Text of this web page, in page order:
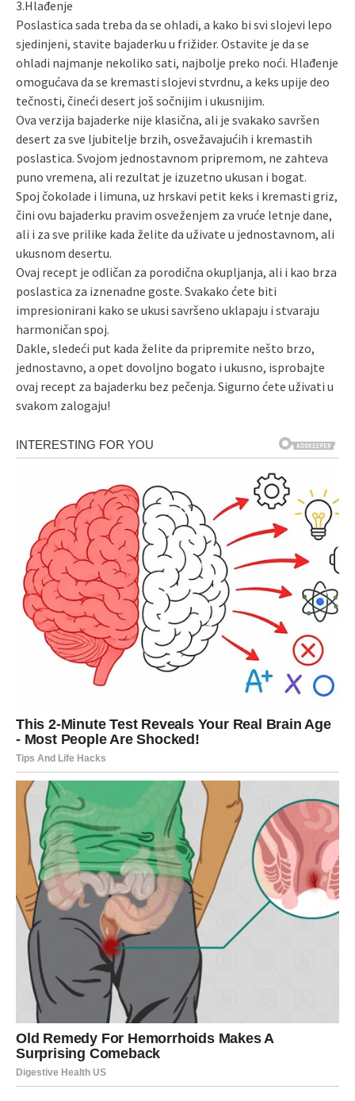
3.Hlađenje
Poslastica sada treba da se ohladi, a kako bi svi slojevi lepo
sjedinjeni, stavite bajaderku u frižider. Ostavite je da se
ohladi najmanje nekoliko sati, najbolje preko noći. Hlađenje
omogućava da se kremasti slojevi stvrdnu, a keks upije deo
tečnosti, čineći desert još sočnijim i ukusnijim.
Ova verzija bajaderke nije klasična, ali je svakako savršen
desert za sve ljubitelje brzih, osvežavajućih i kremastih
poslastica. Svojom jednostavnom pripremom, ne zahteva
puno vremena, ali rezultat je izuzetno ukusan i bogat.
Spoj čokolade i limuna, uz hrskavi petit keks i kremasti griz,
čini ovu bajaderku pravim osveženjem za vruće letnje dane,
ali i za sve prilike kada želite da uživate u jednostavnom, ali
ukusnom desertu.
Ovaj recept je odličan za porodična okupljanja, ali i kao brza
poslastica za iznenadne goste. Svakako ćete biti
impresionirani kako se ukusi savršeno uklapaju i stvaraju
harmoničan spoj.
Dakle, sledeći put kada želite da pripremite nešto brzo,
jednostavno, a opet dovoljno bogato i ukusno, isprobajte
ovaj recept za bajaderku bez pečenja. Sigurno ćete uživati u
svakom zalogaju!